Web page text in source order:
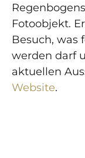
Fotoobjekt.
Besuch, was
werden darf
aktuellen
Website.